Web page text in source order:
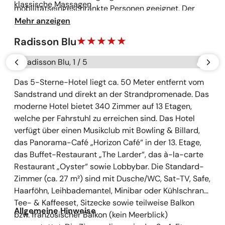
mobilitätseingeschränkte Personen geeignet. Der
Kur- und Wellnessbereich ist über Fahrstühle vom
führen einige Treppenstufen.
klassische Massagen
Mehr anzeigen
Radisson Blu
Galerie überspringen
vorherige
Das 5-Sterne-Hotel liegt ca. 50 Meter entfernt vom
Sandstrand und direkt an der Strandpromenade. Das
moderne Hotel bietet 340 Zimmer auf 13 Etagen,
welche per Fahrstuhl zu erreichen sind. Das Hotel
verfügt über einen Musikclub mit Bowling & Billard,
das Panorama-Café „Horizon Café“ in der 13. Etage,
das Buffet-Restaurant „The Larder“, das à-la-carte
Restaurant „Oyster“ sowie Lobbybar. Die Standard-
Zimmer (ca. 27 m²) sind mit Dusche/WC, Sat-TV, Safe,
Haarföhn, Leihbademantel, Minibar oder Kühlschrank,
Tee- & Kaffeeset, Sitzecke sowie teilweise Balkon
bzw. französischer Balkon (kein Meerblick)
Allgemeine Hinweise